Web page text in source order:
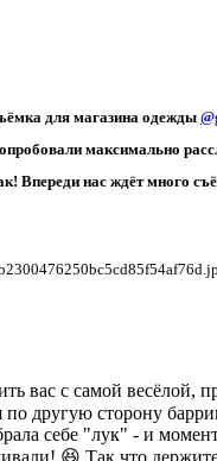
для магазина одежды
максимально
Впереди нас ждёт много
вас с самой
другую сторону
себе "лук" - и
😆 Так что